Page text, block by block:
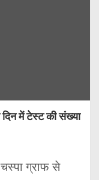
में टेस्ट की संख्या
ग्राफ से